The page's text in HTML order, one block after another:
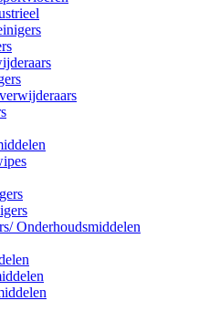
Onderhoudsmiddelen